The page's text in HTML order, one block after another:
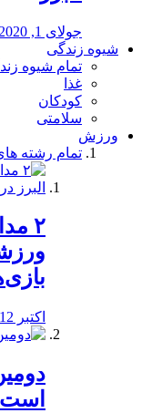
جولای 1, 2020
شیوه زندگی
تمام شیوه
غذا
کودکان
سلامتی
ورزش
تمام رشته
اکتبر 12, 2023
است